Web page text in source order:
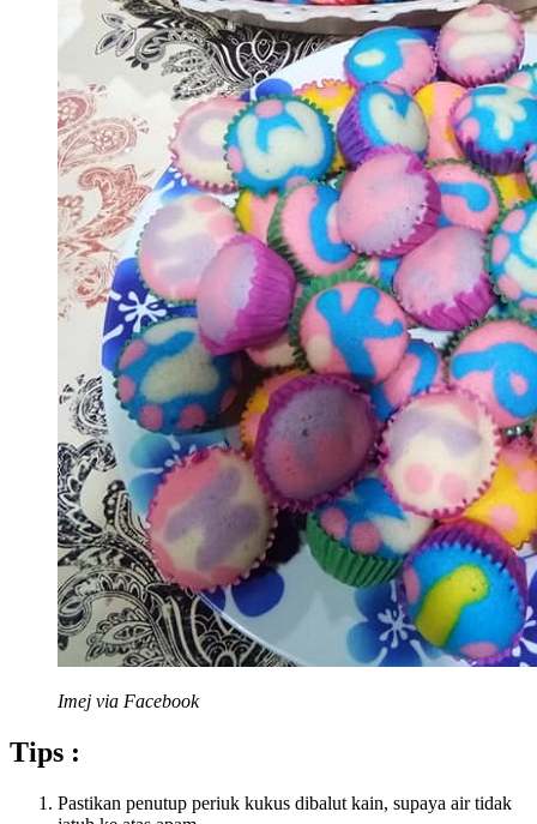
Imej via Facebook
Tips :
Pastikan penutup periuk kukus dibalut kain, supaya air tidak